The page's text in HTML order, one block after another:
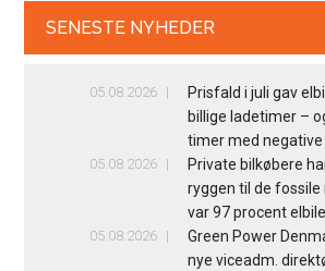
SENESTE NYHEDER
05.08.2026
Prisfald i juli gav
billige ladetimer –
timer med negative
05.08.2026
Private bilkøbere
ryggen til de fossile
var 97 procent
05.08.2026
Green Power
nye viceadm.